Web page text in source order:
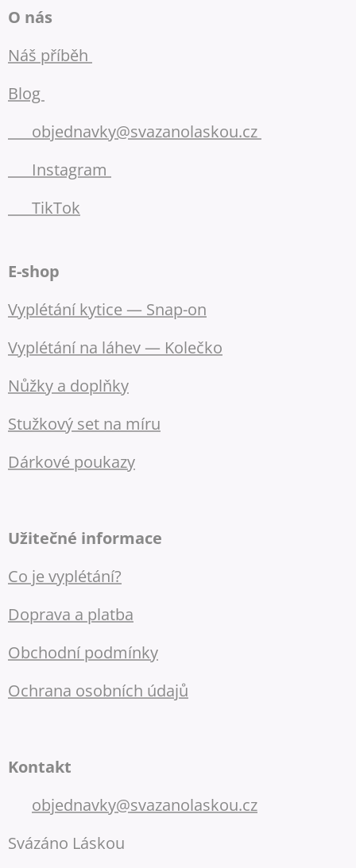
O nás
Náš příběh
Blog
objednavky@svazanolaskou.cz
📷 Instagram
🎵 TikTok
E-shop
Vyplétání kytice — Snap-on
Vyplétání na láhev — Kolečko
Nůžky a doplňky
Stužkový set na míru
Dárkové poukazy
Užitečné informace
Co je vyplétání?
Doprava a platba
Obchodní podmínky
Ochrana osobních údajů
Kontakt
objednavky@svazanolaskou.cz
Svázáno Láskou